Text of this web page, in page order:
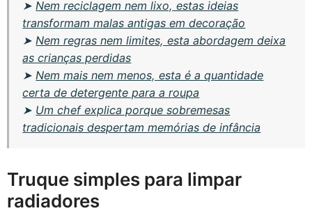
➤ Nem reciclagem nem lixo, estas ideias
transformam malas antigas em decoração
➤ Nem regras nem limites, esta abordagem deixa
as crianças perdidas
➤ Nem mais nem menos, esta é a quantidade
certa de detergente para a roupa
➤ Um chef explica porque sobremesas
tradicionais despertam memórias de infância
Truque simples para limpar
radiadores